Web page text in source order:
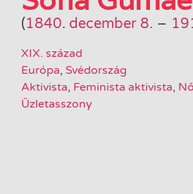
(1840. december 8. –
XIX. század
Európa, Svédország
Aktivista, Feminista aktivista,
Üzletasszony